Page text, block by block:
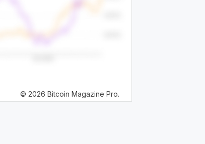
© 2026 Bitcoin Magazine Pro.